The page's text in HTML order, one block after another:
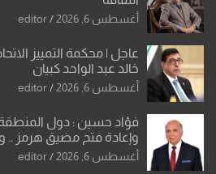
أغسطس 6, 2026 editor
عاجل | محكمة التمييز
خالد عبد الواحد كبيان
أغسطس 6, 2026 editor
فؤاد حسين : دول المنطقة
وإعادة فتح مضيق هرمز ..
تحولات القدس
أغسطس 6, 2026 editor